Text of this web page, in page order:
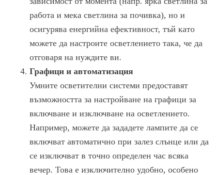
работа и мека светлина за почивка), но и
осигурява енергийна ефективност, тъй като
можете да настроите осветлението така, че да
отговаря на нуждите ви.
Графици и автоматизация
Умните осветителни системи предоставят
възможността за настройване на графици за
включване и изключване на осветлението.
Например, можете да зададете лампите да се
включват автоматично при залез слънце или да
се изключват в точно определен час всяка
вечер. Това е изключително удобно, особено